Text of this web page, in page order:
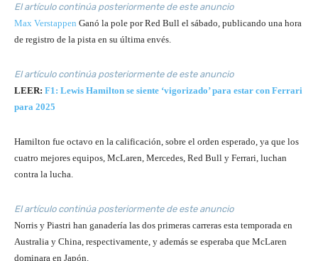
El artículo continúa posteriormente de este anuncio
Max Verstappen Ganó la pole por Red Bull el sábado, publicando una hora
de registro de la pista en su última envés.
El artículo continúa posteriormente de este anuncio
LEER: F1: Lewis Hamilton se siente ‘vigorizado’ para estar con Ferrari
para 2025
Hamilton fue octavo en la calificación, sobre el orden esperado, ya que los
cuatro mejores equipos, McLaren, Mercedes, Red Bull y Ferrari, luchan
contra la lucha.
El artículo continúa posteriormente de este anuncio
Norris y Piastri han ganadería las dos primeras carreras esta temporada en
Australia y China, respectivamente, y además se esperaba que McLaren
dominara en Japón.